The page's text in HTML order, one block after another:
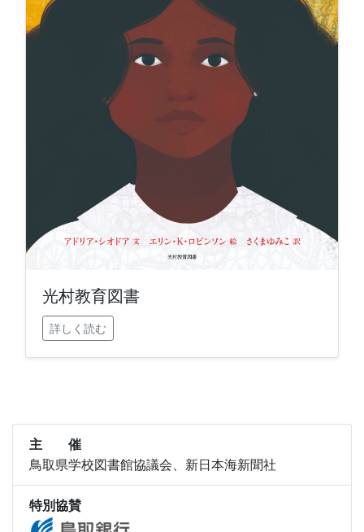
光村教育図書
詳しく読む
主 催
鳥取県学校図書館協議会、新日本海新聞社
特別協賛